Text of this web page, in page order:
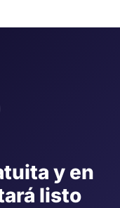
y en
listo